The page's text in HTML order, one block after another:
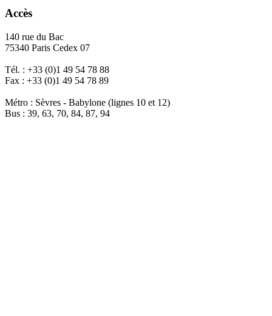
Accès
140 rue du Bac
75340 Paris Cedex 07
Tél. : +33 (0)1 49 54 78 88
Fax : +33 (0)1 49 54 78 89
Métro : Sèvres - Babylone (lignes 10 et 12)
Bus : 39, 63, 70, 84, 87, 94